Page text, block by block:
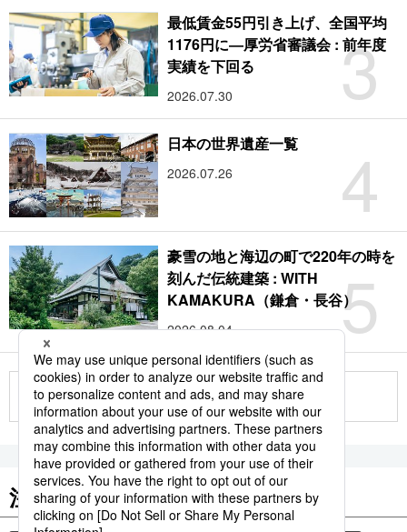
3
最低賃金55円引き上げ、全国平均
1176円に―厚労省審議会 : 前年度
実績を下回る
2026.07.30
4
日本の世界遺産一覧
2026.07.26
5
豪雪の地と海辺の町で220年の時を
刻んだ伝統建築 : WITH
KAMAKURA（鎌倉・長谷）
2026.08.04
もっと見る
注目のキーワード